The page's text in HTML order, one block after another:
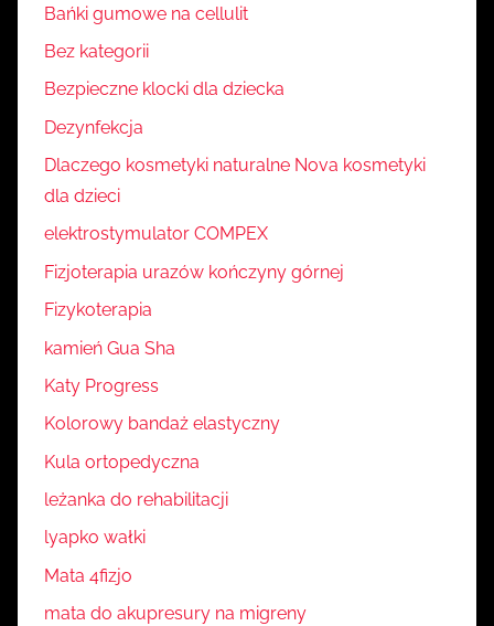
Bańki gumowe na cellulit
Bez kategorii
Bezpieczne klocki dla dziecka
Dezynfekcja
Dlaczego kosmetyki naturalne Nova kosmetyki
dla dzieci
elektrostymulator COMPEX
Fizjoterapia urazów kończyny górnej
Fizykoterapia
kamień Gua Sha
Katy Progress
Kolorowy bandaż elastyczny
Kula ortopedyczna
leżanka do rehabilitacji
lyapko wałki
Mata 4fizjo
mata do akupresury na migreny